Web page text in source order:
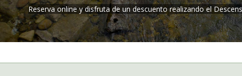
Reserva online y disfruta de un descuento realizando el